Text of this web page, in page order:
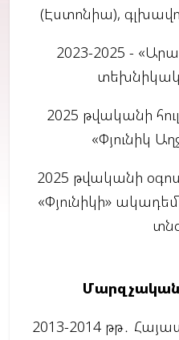
(Էստոնիա),
2023-2025 -
2025 թվականի
«Փյունիկ
2025 թվականի
«Փյունիկի»
Մարզչական
2013-2014 թթ․